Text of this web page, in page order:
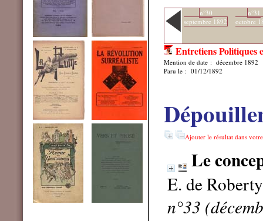
n°30
septembre 1892
n°31
octobre
Entretiens Politiques
Mention de date : décembre 1892
Paru le : 01/12/1892
Ajouter le résultat dans
Le
E. de
n°33